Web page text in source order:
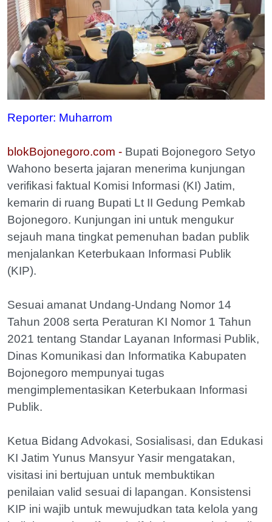
Reporter: Muharrom
blokBojonegoro.com - Bupati Bojonegoro Setyo
Wahono beserta jajaran menerima kunjungan
verifikasi faktual Komisi Informasi (KI) Jatim,
kemarin di ruang Bupati Lt II Gedung Pemkab
Bojonegoro. Kunjungan ini untuk mengukur
sejauh mana tingkat pemenuhan badan publik
menjalankan Keterbukaan Informasi Publik
(KIP).
Sesuai amanat Undang-Undang Nomor 14
Tahun 2008 serta Peraturan KI Nomor 1 Tahun
2021 tentang Standar Layanan Informasi Publik,
Dinas Komunikasi dan Informatika Kabupaten
Bojonegoro mempunyai tugas
mengimplementasikan Keterbukaan Informasi
Publik.
Ketua Bidang Advokasi, Sosialisasi, dan Edukasi
KI Jatim Yunus Mansyur Yasir mengatakan,
visitasi ini bertujuan untuk membuktikan
penilaian valid sesuai di lapangan. Konsistensi
KIP ini wajib untuk mewujudkan tata kelola yang